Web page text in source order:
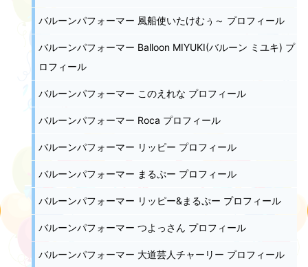
バルーンパフォーマー 風船使いたけむぅ～ プロフィール
バルーンパフォーマー Balloon MIYUKI(バルーン ミユキ) プ
ロフィール
バルーンパフォーマー このえれな プロフィール
バルーンパフォーマー Roca プロフィール
バルーンパフォーマー リッピー プロフィール
バルーンパフォーマー まるぷー プロフィール
バルーンパフォーマー リッピー&まるぷー プロフィール
バルーンパフォーマー つよっさん プロフィール
バルーンパフォーマー 大道芸人チャーリー プロフィール